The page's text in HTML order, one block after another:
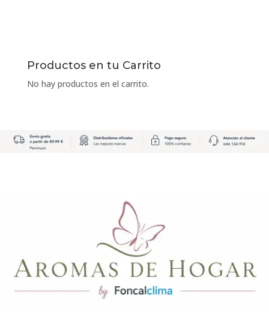
Productos en tu Carrito
No hay productos en el carrito.